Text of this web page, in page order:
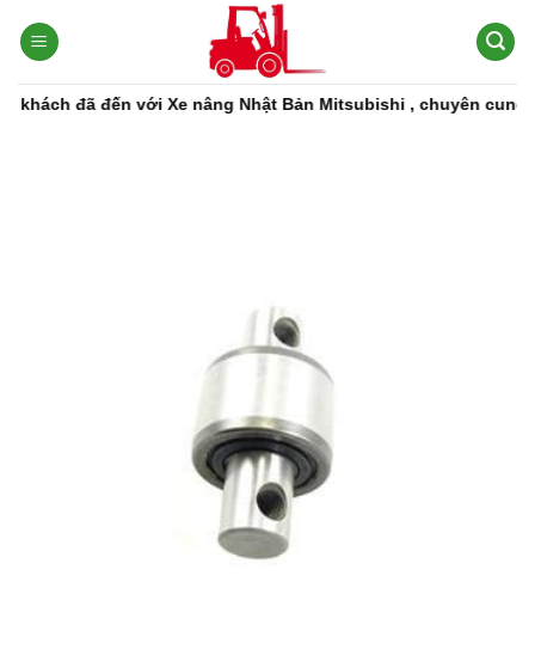
qua
dung đã đến với Xe nâng Nhật Bản Mitsubishi , chuyên cung